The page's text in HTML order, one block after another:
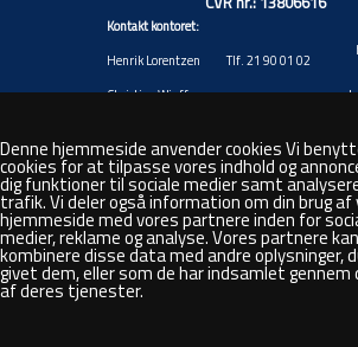
Kontakt kontoret:
Henrik Lorentzen
Tlf. 21 90 01 02
Christian Wiuff
Jacob Valentin
Andresen
Tlf. 20 88 92 20
Rasmus André
Hansen
Tlf. 48 80 50 26
Steven Bork
Tlf. 66 44 35 87
Denne hjemmeside anvender cookies Vi
cookies for at tilpasse vores indhold og
dig funktioner til sociale medier samt
trafik. Vi deler også information om din brug af
hjemmeside med vores partnere inden for
medier, reklame og analyse. Vores partnere kan
kombinere disse data med andre oplysninger,
givet dem, eller som de har indsamlet gennem
af deres tjenester.